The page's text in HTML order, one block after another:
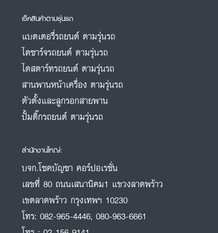
เช็คสินค้าตามรุ่นรถ
แบตเตอรี่รถยนต์ ตามรุ่นรถ
ไดชาร์จรถยนต์ ตามรุ่นรถ
ไดสตาร์ทรถยนต์ ตามรุ่นรถ
สานพานหน้าเครื่อง ตามรุ่นรถ
ตัวตั้งและลูกรอกสายพาน
ปั้มติ๊กรถยนต์ ตามรุ่นรถ
สำนักงานใหญ่:
บจก.โชคบัญชา คอร์ปอเรชั่น
เลขที่ 80 ถนนเสนานิคม1 แขวงลาดพร้าว
เขตลาดพร้าว กรุงเทพฯ 10230
โทร: 082-965-4446, 080-963-6661